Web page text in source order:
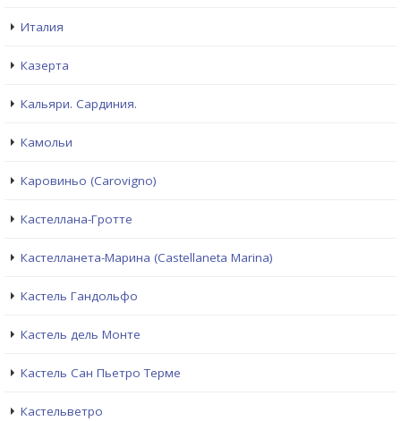
Италия
Казерта
Кальяри. Сардиния.
Камольи
Каровиньо (Carovigno)
Кастеллана-Гротте
Кастелланета-Марина (Castellaneta Marina)
Кастель Гандольфо
Кастель дель Монте
Кастель Сан Пьетро Терме
Кастельветро